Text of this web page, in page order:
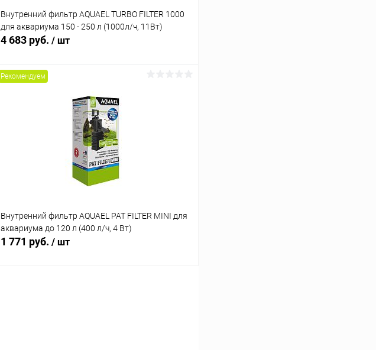
Внутренний фильтр AQUAEL TURBO FILTER 1000
для аквариума 150 - 250 л (1000л/ч, 11Вт)
4 683 руб. / шт
Сравнение
В наличии
Рекомендуем
Внутренний фильтр AQUAEL PAT FILTER MINI для
аквариума до 120 л (400 л/ч, 4 Вт)
1 771 руб. / шт